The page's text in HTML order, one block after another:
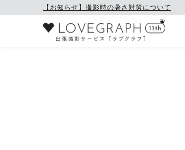
【お知らせ】撮影時の暑さ対策について